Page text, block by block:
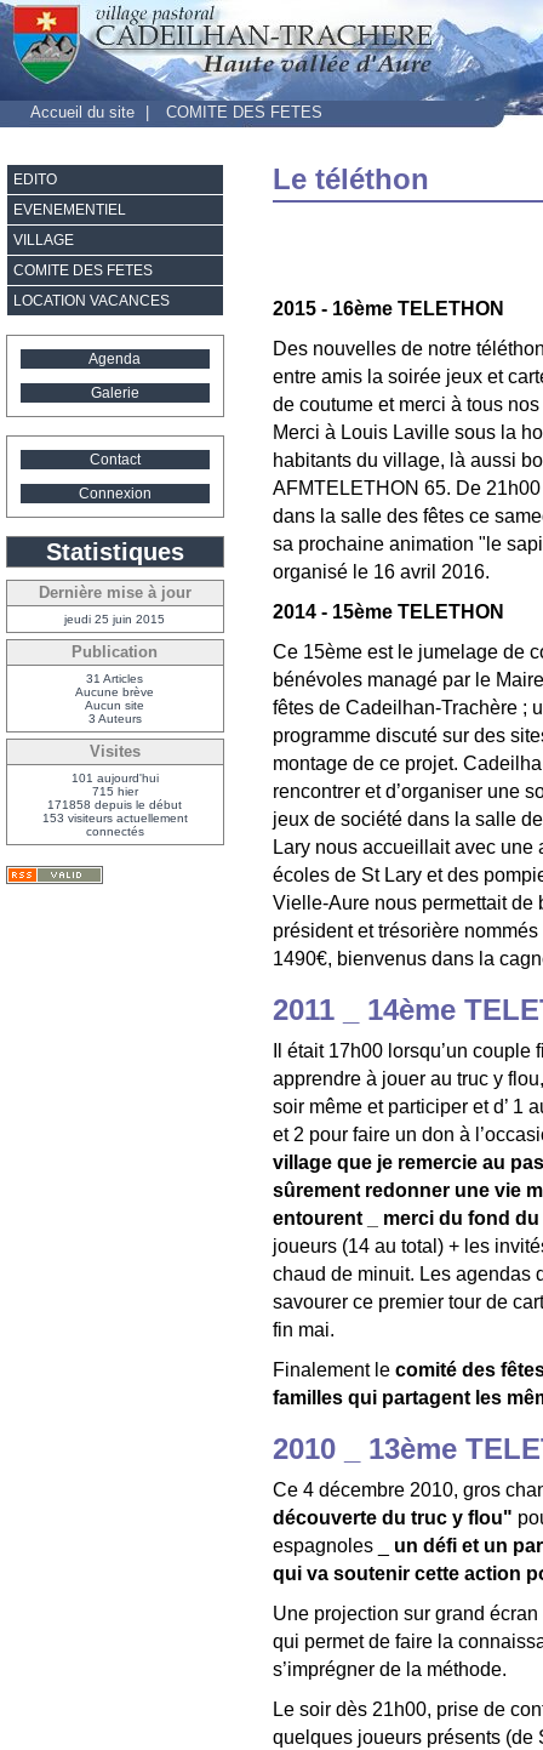
Accueil du site COMITE DES FETES
Le téléthon
2015 - 16ème TELETHON
Des nouvelles de notre
entre amis la soirée jeux et
de coutume et merci à tous
Merci à Louis Laville sous la
habitants du village, là aussi
AFMTELETHON 65. De
dans la salle des fêtes ce
sa prochaine animation "le
organisé le 16 avril 2016.
2014 - 15ème TELETHON
Ce 15ème est le jumelage de
bénévoles managé par le
fêtes de Cadeilhan-Trachère ;
programme discuté sur des
montage de ce projet.
rencontrer et d’organiser une
jeux de société dans la salle
Lary nous accueillait avec une
écoles de St Lary et des
Vielle-Aure nous permettait
président et trésorière
1490€, bienvenus dans la
2011 _ 14ème
Il était 17h00 lorsqu’un
apprendre à jouer au truc y
soir même et participer et d’ 1
et 2 pour faire un don à
village que je remercie au
sûrement redonner une vie
entourent _ merci du fond
joueurs (14 au total) + les
chaud de minuit. Les agendas
savourer ce premier tour de
fin mai.
Finalement le comité des
familles qui partagent les
2010 _ 13ème
Ce 4 décembre 2010, gros
découverte du truc y flou"
espagnoles _ un défi et un
qui va soutenir cette action
Une projection sur grand
qui permet de faire la
s’imprégner de la méthode.
Le soir dès 21h00, prise de
quelques joueurs présents
EDITO
EVENEMENTIEL
VILLAGE
COMITE DES FETES
LOCATION VACANCES
Agenda
Galerie
Contact
Connexion
Statistiques
Dernière mise à jour
jeudi 25 juin 2015
Publication
31 Articles
Aucune brève
Aucun site
3 Auteurs
Visites
101 aujourd'hui
715 hier
171858 depuis le début
153 visiteurs actuellement
connectés